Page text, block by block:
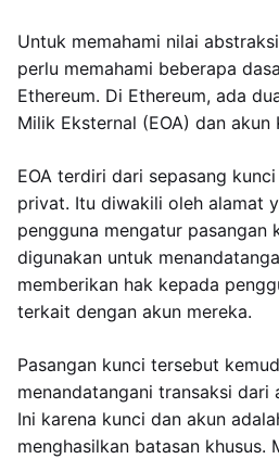
Untuk memahami nilai
perlu memahami beberapa
Ethereum. Di Ethereum, ada
Milik Eksternal (EOA) dan akun
EOA terdiri dari sepasang
privat. Itu diwakili oleh alamat
pengguna mengatur pasangan
digunakan untuk
memberikan hak kepada
terkait dengan akun mereka.
Pasangan kunci tersebut
menandatangani transaksi dari
Ini karena kunci dan akun
menghasilkan batasan khusus.